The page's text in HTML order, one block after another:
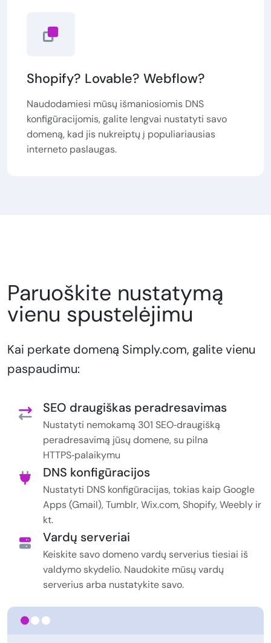
Shopify? Lovable? Webflow?
Naudodamiesi mūsų išmaniosiomis DNS
konfigūracijomis, galite lengvai nustatyti savo
domeną, kad jis nukreiptų į populiariausias
interneto paslaugas.
Paruoškite nustatymą
vienu spustelėjimu
Kai perkate domeną Simply.com, galite vienu
paspaudimu:
SEO draugiškas peradresavimas
Nustatyti nemokamą 301 SEO‑draugišką
peradresavimą jūsų domene, su pilna
HTTPS‑palaikymu
DNS konfigūracijos
Nustatyti DNS konfigūracijas, tokias kaip Google
Apps (Gmail), Tumblr, Wix.com, Shopify, Weebly ir
kt.
Vardų serveriai
Keiskite savo domeno vardų serverius tiesiai iš
valdymo skydelio. Naudokite mūsų vardų
serverius arba nustatykite savo.